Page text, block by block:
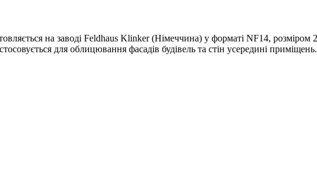
на заводі Feldhaus Klinker (Німеччина) у форматі NF14,
для облицювання фасадів будівель та стін усередині приміщень.